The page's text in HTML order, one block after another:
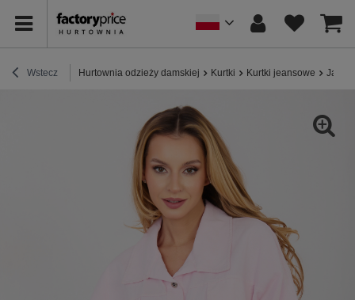
Wstecz Hurtownia odzieży damskiej Kurtki Kurtki jeansowe